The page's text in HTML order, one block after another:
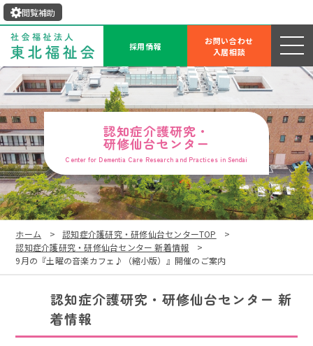
閲覧補助
採用情報
お問い合わせ
入居相談
認知症介護研究・
研修仙台センター
Center for Dementia Care Research and Practices in Sendai
ホーム
認知症介護研究・研修仙台センターTOP
認知症介護研究・研修仙台センター 新着情報
9月の『土曜の音楽カフェ♪（縮小版）』開催のご案内
認知症介護研究・研修仙台センター 新
着情報